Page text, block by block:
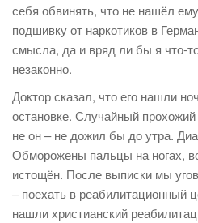
себя обвинять, что не нашёл
подшивку от наркотиков в
смысла, да и вряд ли бы я что-
незаконно.
Доктор сказал, что его нашли
остановке. Случайный
не он – не дожил бы до утра.
Обморожены пальцы на ногах,
истощён. После выписки мы
– поехать в реабилитационный
нашли христианский